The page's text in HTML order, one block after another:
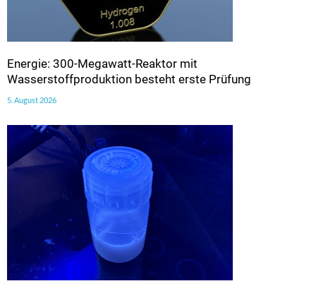
Energie: 300-Megawatt-Reaktor mit
Wasserstoffproduktion besteht erste Prüfung
5. August 2026